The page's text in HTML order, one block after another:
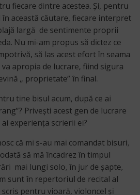
fiecare dintre acestea. Și, pentru
în această căutare, fiecare interpret
largă de sentimente proprii
Nu mi-am propus să dictez ce
să las acest efort în seama
va apropia de lucrare, fiind sigura
„ proprietate” în final.
tine bisul acum, după ce ai
Priveşti acest gen de lucrare
experienţa scrierii ei?
că mi s-au mai comandat bisuri,
să mă încadrez în timpul
mai lungi solo, în jur de șapte,
sunt în repertoriul de recital al
pentru vioară, violoncel și